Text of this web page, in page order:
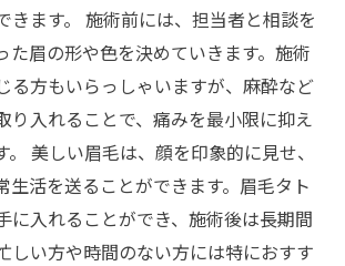
きます。 施術前には、担当者と相談を
た眉の形や色を決めていきます。施術
る方もいらっしゃいますが、麻酔など
り入れることで、痛みを最小限に抑え
。 美しい眉毛は、顔を印象的に見せ、
生活を送ることができます。眉毛タト
に入れることができ、施術後は長期間
しい方や時間のない方には特におすす